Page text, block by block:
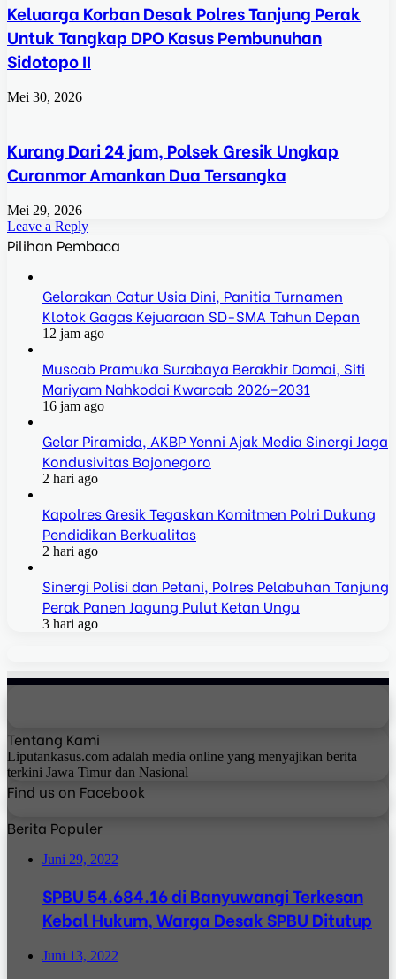
Keluarga Korban Desak Polres Tanjung Perak
Untuk Tangkap DPO Kasus Pembunuhan
Sidotopo II
Mei 30, 2026
Kurang Dari 24 jam, Polsek Gresik Ungkap
Curanmor Amankan Dua Tersangka
Mei 29, 2026
Leave a Reply
Pilihan Pembaca
Gelorakan Catur Usia Dini, Panitia Turnamen
Klotok Gagas Kejuaraan SD-SMA Tahun Depan
12 jam ago
Muscab Pramuka Surabaya Berakhir Damai, Siti
Mariyam Nahkodai Kwarcab 2026–2031
16 jam ago
Gelar Piramida, AKBP Yenni Ajak Media Sinergi Jaga
Kondusivitas Bojonegoro
2 hari ago
Kapolres Gresik Tegaskan Komitmen Polri Dukung
Pendidikan Berkualitas
2 hari ago
Sinergi Polisi dan Petani, Polres Pelabuhan Tanjung
Perak Panen Jagung Pulut Ketan Ungu
3 hari ago
Tentang Kami
Liputankasus.com adalah media online yang menyajikan berita
terkini Jawa Timur dan Nasional
Find us on Facebook
Berita Populer
Juni 29, 2022
SPBU 54.684.16 di Banyuwangi Terkesan
Kebal Hukum, Warga Desak SPBU Ditutup
Juni 13, 2022